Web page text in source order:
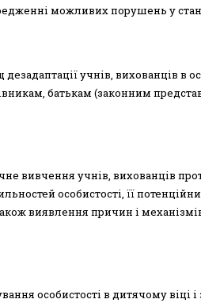
можливих порушень у
учнів, вихованців в
батькам (законним
вивчення учнів, вихованців
особистості, її
виявлення причин і
особистості в дитячому віці